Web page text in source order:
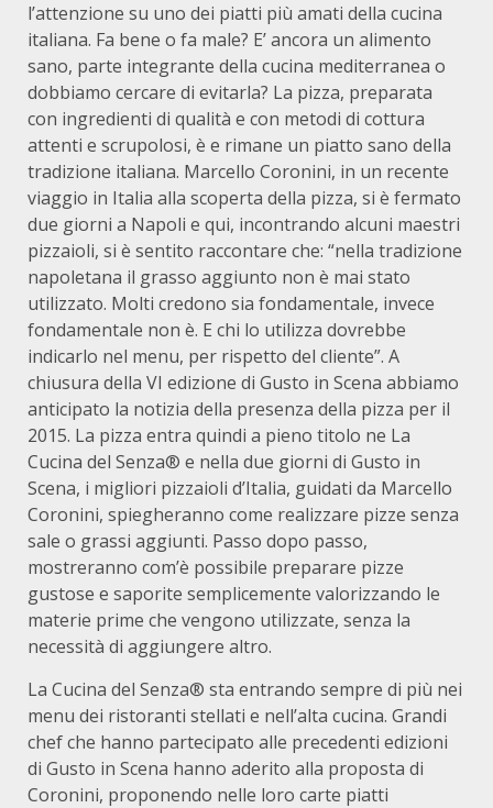
l’attenzione su uno dei piatti più amati della cucina
italiana. Fa bene o fa male? E’ ancora un alimento
sano, parte integrante della cucina mediterranea o
dobbiamo cercare di evitarla? La pizza, preparata
con ingredienti di qualità e con metodi di cottura
attenti e scrupolosi, è e rimane un piatto sano della
tradizione italiana. Marcello Coronini, in un recente
viaggio in Italia alla scoperta della pizza, si è fermato
due giorni a Napoli e qui, incontrando alcuni maestri
pizzaioli, si è sentito raccontare che: “nella tradizione
napoletana il grasso aggiunto non è mai stato
utilizzato. Molti credono sia fondamentale, invece
fondamentale non è. E chi lo utilizza dovrebbe
indicarlo nel menu, per rispetto del cliente”. A
chiusura della VI edizione di Gusto in Scena abbiamo
anticipato la notizia della presenza della pizza per il
2015. La pizza entra quindi a pieno titolo ne La
Cucina del Senza® e nella due giorni di Gusto in
Scena, i migliori pizzaioli d’Italia, guidati da Marcello
Coronini, spiegheranno come realizzare pizze senza
sale o grassi aggiunti. Passo dopo passo,
mostreranno com’è possibile preparare pizze
gustose e saporite semplicemente valorizzando le
materie prime che vengono utilizzate, senza la
necessità di aggiungere altro.
La Cucina del Senza® sta entrando sempre di più nei
menu dei ristoranti stellati e nell’alta cucina. Grandi
chef che hanno partecipato alle precedenti edizioni
di Gusto in Scena hanno aderito alla proposta di
Coronini, proponendo nelle loro carte piatti